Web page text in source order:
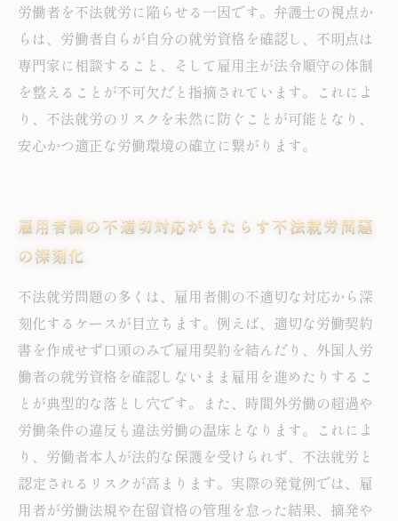
労働者を不法就労に陥らせる一因です。弁護士の視点か
らは、労働者自らが自分の就労資格を確認し、不明点は
専門家に相談すること、そして雇用主が法令順守の体制
を整えることが不可欠だと指摘されています。これによ
り、不法就労のリスクを未然に防ぐことが可能となり、
安心かつ適正な労働環境の確立に繋がります。
雇用者側の不適切対応がもたらす不法就労問題
の深刻化
不法就労問題の多くは、雇用者側の不適切な対応から深
刻化するケースが目立ちます。例えば、適切な労働契約
書を作成せず口頭のみで雇用契約を結んだり、外国人労
働者の就労資格を確認しないまま雇用を進めたりするこ
とが典型的な落とし穴です。また、時間外労働の超過や
労働条件の違反も違法労働の温床となります。これによ
り、労働者本人が法的な保護を受けられず、不法就労と
認定されるリスクが高まります。実際の発覚例では、雇
用者が労働法規や在留資格の管理を怠った結果、摘発や